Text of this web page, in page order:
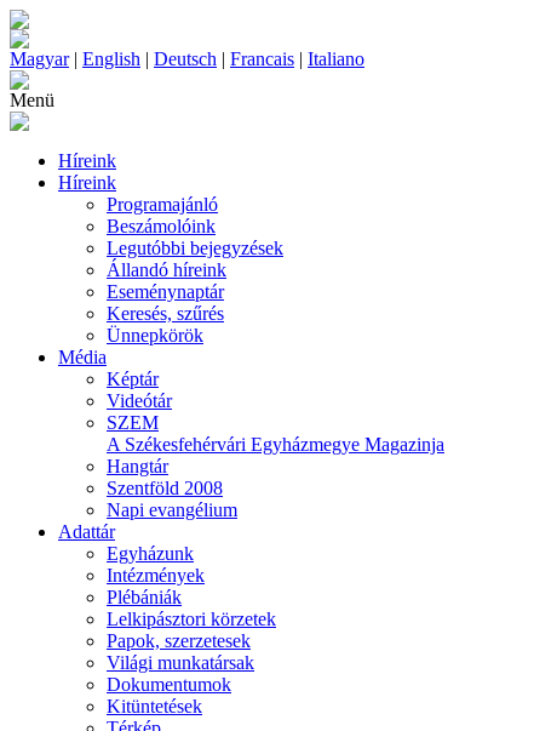
Magyar| English | Deutsch | Francais | Italiano
Menü
Híreink
Híreink
Programajánló
Beszámolóink
Legutóbbi bejegyzések
Állandó híreink
Eseménynaptár
Keresés, szűrés
Ünnepkörök
Média
Képtár
Videótár
SZEM
A Székesfehérvári Egyházmegye Magazinja
Hangtár
Szentföld 2008
Napi evangélium
Adattár
Egyházunk
Intézmények
Plébániák
Lelkipásztori körzetek
Papok, szerzetesek
Világi munkatársak
Dokumentumok
Kitüntetések